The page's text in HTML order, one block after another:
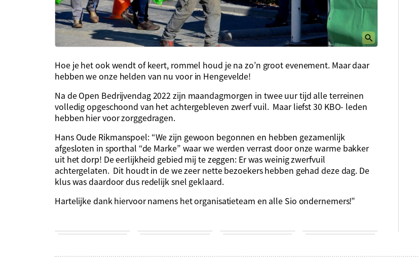
Hoe je het ook wendt of keert, rommel houd je na zo’n groot evenement. Maar daar
hebben we onze helden van nu voor in Hengevelde!
Na de Open Bedrijvendag 2022 zijn maandagmorgen in twee uur tijd alle terreinen
volledig opgeschoond van het achtergebleven zwerf vuil. Maar liefst 30 KBO- leden
hebben hier voor zorggedragen.
Hans Oude Rikmanspoel: “We zijn gewoon begonnen en hebben gezamenlijk
afgesloten in sporthal “de Marke” waar we werden verrast door onze warme bakker
uit het dorp! De eerlijkheid gebied mij te zeggen: Er was weinig zwerfvuil
achtergelaten. Dit houdt in de we zeer nette bezoekers hebben gehad deze dag. De
klus was daardoor dus redelijk snel geklaard.
Hartelijke dank hiervoor namens het organisatieteam en alle Sio ondernemers!”